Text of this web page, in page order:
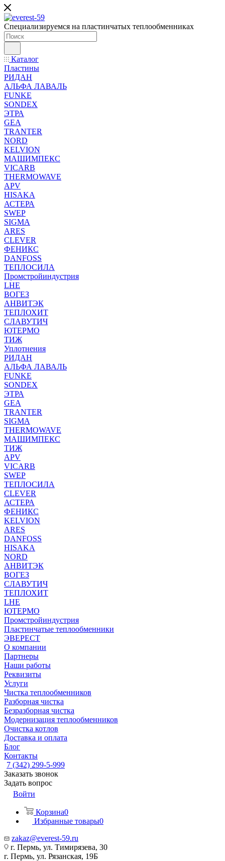
Специализируемся на пластинчатых теплообменниках
Каталог
Пластины
РИДАН
АЛЬФА ЛАВАЛЬ
FUNKE
SONDEX
ЭТРА
GEA
TRANTER
NORD
KELVION
МАШИМПЕКС
VICARB
THERMOWAVE
APV
HISAKA
АСТЕРА
SWEP
SIGMA
ARES
CLEVER
ФЕНИКС
DANFOSS
ТЕПЛОСИЛА
Промстройиндустрия
LHE
ВОГЕЗ
АНВИТЭК
ТЕПЛОХИТ
СЛАВУТИЧ
ЮТЕРМО
ТИЖ
Уплотнения
РИДАН
АЛЬФА ЛАВАЛЬ
FUNKE
SONDEX
ЭТРА
GEA
TRANTER
SIGMA
THERMOWAVE
МАШИМПЕКС
ТИЖ
APV
VICARB
SWEP
ТЕПЛОСИЛА
CLEVER
АСТЕРА
ФЕНИКС
KELVION
ARES
DANFOSS
HISAKA
NORD
АНВИТЭК
ВОГЕЗ
СЛАВУТИЧ
ТЕПЛОХИТ
LHE
ЮТЕРМО
Промстройиндустрия
Пластинчатые теплообменники
ЭВЕРЕСТ
О компании
Партнеры
Наши работы
Реквизиты
Услуги
Чистка теплообменников
Разборная чистка
Безразборная чистка
Модернизация теплообменников
Очистка котлов
Доставка и оплата
Блог
Контакты
7 (342) 299-5-999
Заказать звонок
Задать вопрос
Войти
Корзина0
Избранные товары0
zakaz@everest-59.ru
г. Пермь, ул. Тимирязева, 30
г. Пермь, ул. Рязанская, 19Б